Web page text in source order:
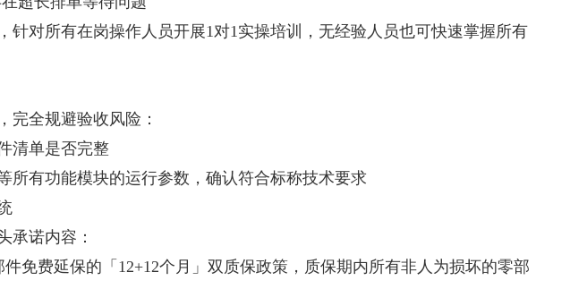
针对所有在岗操作人员开展1对1实操培训，无经验人员也可快速掌握所有
完全规避验收风险：
清单是否完整
所有功能模块的运行参数，确认符合标称技术要求
承诺内容：
免费延保的「12+12个月」双质保政策，质保期内所有非人为损坏的零部